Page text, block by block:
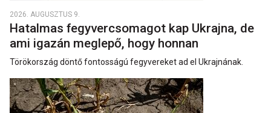
2026. AUGUSZTUS 9.
Hatalmas fegyvercsomagot kap Ukrajna, de
ami igazán meglepő, hogy honnan
Törökország döntő fontosságú fegyvereket ad el Ukrajnának.